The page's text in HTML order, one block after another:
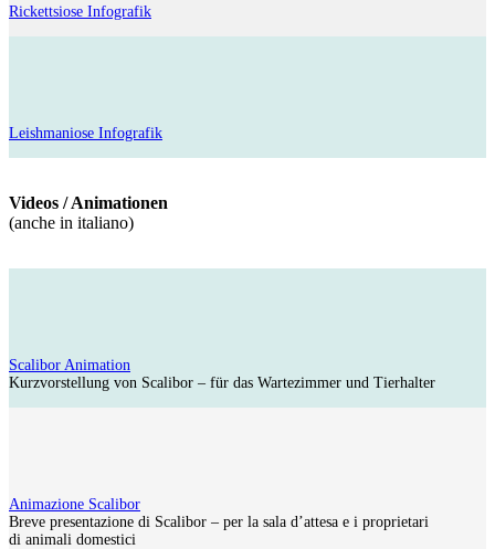
Rickettsiose Infografik
Leishmaniose Infografik
Videos / Animationen
(anche in italiano)
Scalibor Animation
Kurzvorstellung von Scalibor – für das Wartezimmer und Tierhalter
Animazione Scalibor
Breve presentazione di Scalibor – per la sala d’attesa e i proprietari
di animali domestici